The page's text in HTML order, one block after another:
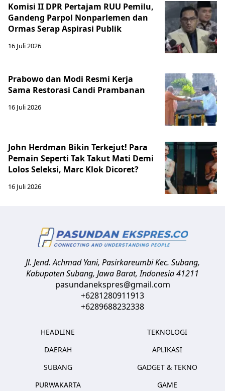
Komisi II DPR Pertajam RUU Pemilu,
Gandeng Parpol Nonparlemen dan
Ormas Serap Aspirasi Publik
16 Juli 2026
Prabowo dan Modi Resmi Kerja
Sama Restorasi Candi Prambanan
16 Juli 2026
John Herdman Bikin Terkejut! Para
Pemain Seperti Tak Takut Mati Demi
Lolos Seleksi, Marc Klok Dicoret?
16 Juli 2026
Jl. Jend. Achmad Yani, Pasirkareumbi Kec. Subang,
Kabupaten Subang, Jawa Barat,Indonesia41211
pasundanekspres@gmail.com
+6281280911913
+6289688232338
HEADLINE
DAERAH
SUBANG
PURWAKARTA
TEKNOLOGI
APLIKASI
GADGET & TEKNO
GAME